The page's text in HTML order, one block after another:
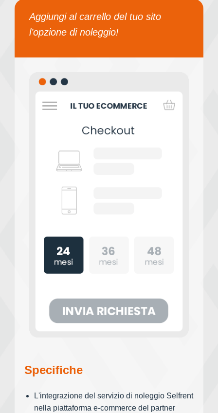
Specifiche
L'integrazione del servizio di noleggio Selfrent
nella piattaforma e-commerce del partner
Aggiungi al carrello del tuo sito
l’opzione di noleggio!